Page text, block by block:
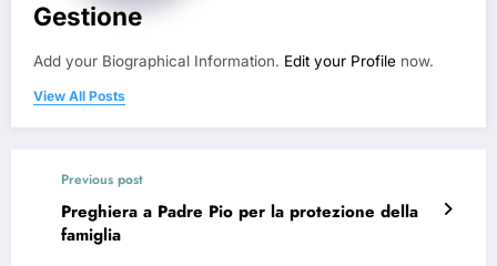
Gestione
Add your Biographical Information. Edit your Profile now.
View All Posts
Previous post
Preghiera a Padre Pio per la protezione della
famiglia